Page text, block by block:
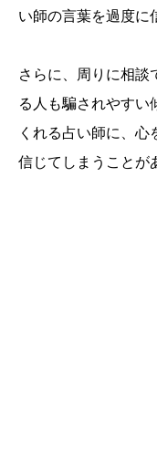
い師の言葉を過度に
さらに、周りに相談
る人も騙されやすい
くれる占い師に、心
信じてしまうことが